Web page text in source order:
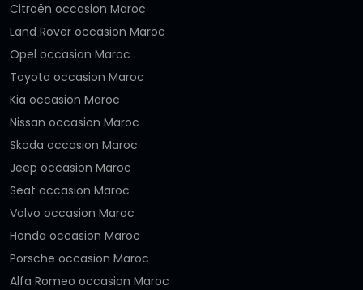
Citroën occasion Maroc
Land Rover occasion Maroc
Opel occasion Maroc
Toyota occasion Maroc
Kia occasion Maroc
Nissan occasion Maroc
Skoda occasion Maroc
Jeep occasion Maroc
Seat occasion Maroc
Volvo occasion Maroc
Honda occasion Maroc
Porsche occasion Maroc
Alfa Romeo occasion Maroc